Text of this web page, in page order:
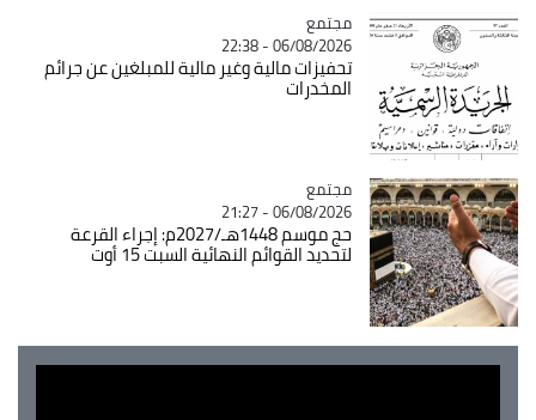
Catégorie
مجتمع
06/08/2026 - 22:38
تحفيزات مالية وغير مالية للمبلغين عن جرائم
المخدرات
Catégorie
مجتمع
06/08/2026 - 21:27
حج موسم 1448هـ/2027م: إجراء القرعة
لتحديد القوائم النهائية السبت 15 أوت